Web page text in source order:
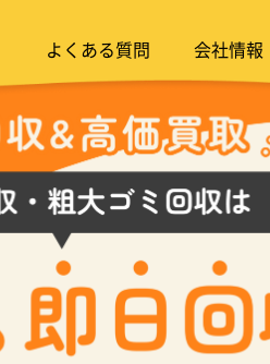
よくある質問 会社情報